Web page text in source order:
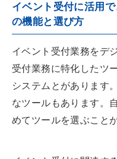
イベント受付に活用
の機能と選び方
イベント受付業務をデ
受付業務に特化したツ
システムとがあります
なツールもあります。
めてツールを選ぶこと